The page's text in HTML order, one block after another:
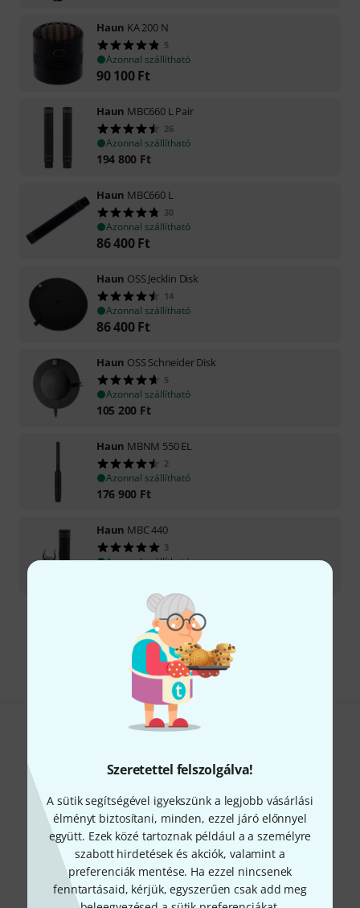
Szeretettel felszolgálva!
A sütik segítségével igyekszünk a legjobb vásárlási
élményt biztosítani, minden, ezzel járó előnnyel
együtt. Ezek közé tartoznak például a a személyre
szabott hirdetések és akciók, valamint a
preferenciák mentése. Ha ezzel nincsenek
fenntartásaid, kérjük, egyszerűen csak add meg
Haun KA 200 N
5
Azonnal szállítható
90 100 Ft
Haun MBC660 L Pair
26
Azonnal szállítható
194 800 Ft
Haun MBC660 L
30
Azonnal szállítható
86 400 Ft
Haun OSS Jecklin Disk
14
Azonnal szállítható
86 400 Ft
Haun OSS Schneider Disk
5
Azonnal szállítható
105 200 Ft
Haun MBNM 550 EL
2
Azonnal szállítható
176 900 Ft
Haun MBC 440
3
Azonnal szállítható
Díjmentes szállítás 79 000 Ft fölött
Minden ár tartalmazza az ÁFÁ-t
Megosztás Súgó & Visszajelzések